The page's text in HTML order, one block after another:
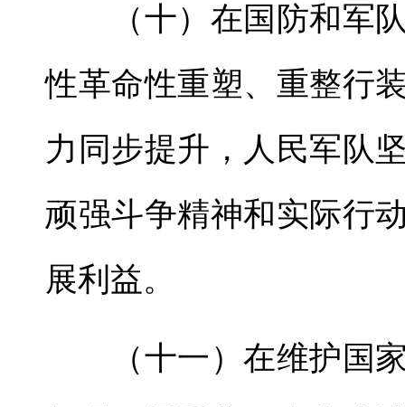
（十）在国防和军队
性革命性重塑、重整行
力同步提升，人民军队
顽强斗争精神和实际行
展利益。
（十一）在维护国家